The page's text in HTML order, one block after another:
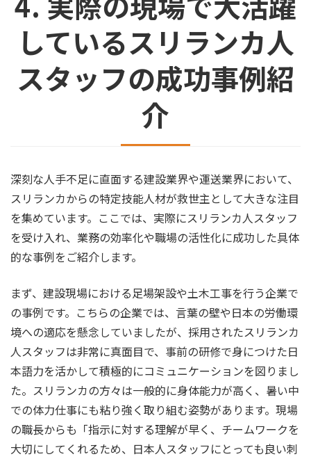
しているスリランカ人
スタッフの成功事例紹
介
深刻な人手不足に直面する建設業界や運送業界において、
スリランカからの特定技能人材が救世主として大きな注目
を集めています。ここでは、実際にスリランカ人スタッフ
を受け入れ、業務の効率化や職場の活性化に成功した具体
的な事例をご紹介します。
まず、建設現場における足場架設や土木工事を行う企業で
の事例です。こちらの企業では、言葉の壁や日本の労働環
境への適応を懸念していましたが、採用されたスリランカ
人スタッフは非常に真面目で、事前の研修で身につけた日
本語力を活かして積極的にコミュニケーションを図りまし
た。スリランカの方々は一般的に身体能力が高く、暑い中
での体力仕事にも粘り強く取り組む姿勢があります。現場
の職長からも「指示に対する理解が早く、チームワークを
大切にしてくれるため、日本人スタッフにとっても良い刺